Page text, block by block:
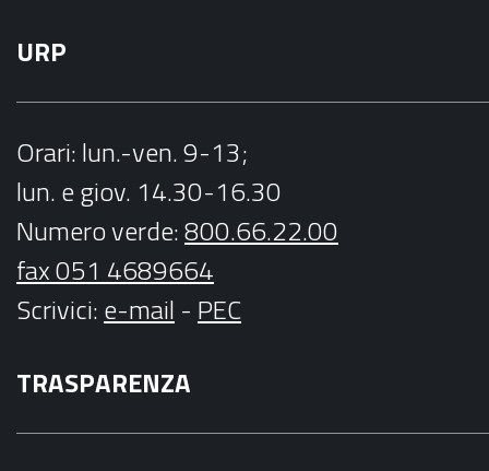
URP
Orari: lun.-ven. 9-13;
lun. e giov. 14.30-16.30
Numero verde:800.66.22.00
fax 051 4689664
Scrivici:e-mail - PEC
TRASPARENZA